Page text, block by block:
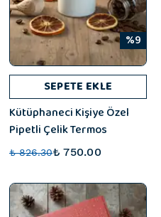
%9
SEPETE EKLE
Kütüphaneci Kişiye Özel
Pipetli Çelik Termos
₺ 826.30₺ 750.00